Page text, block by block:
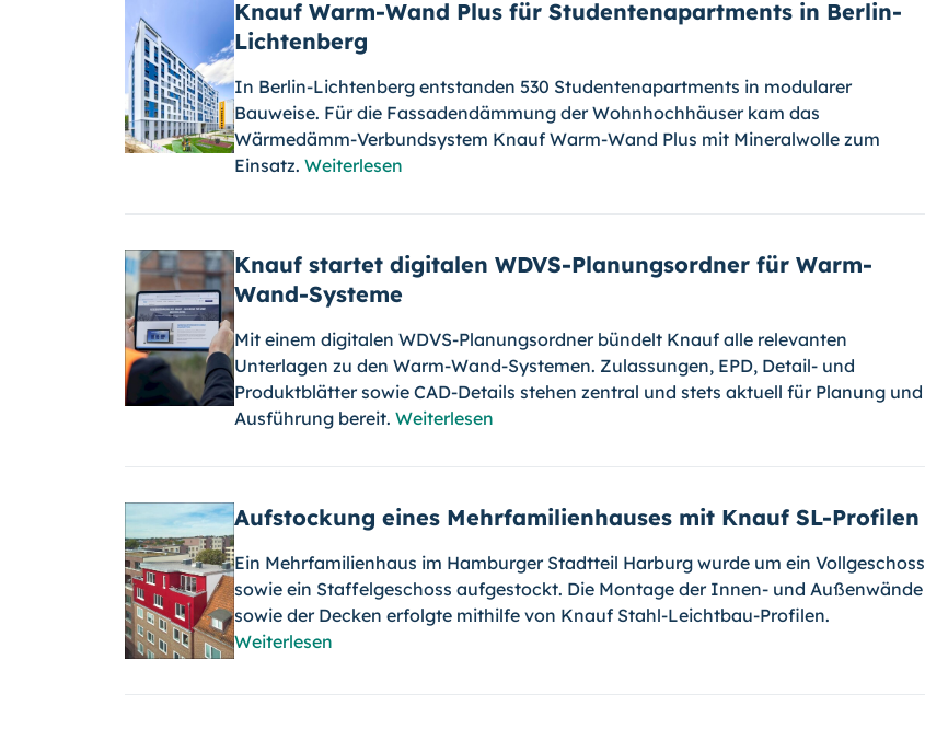
Knauf Warm-Wand Plus für Studentenapartments in Berlin-
Lichtenberg
In Berlin-Lichtenberg entstanden 530 Studentenapartments in modularer
Bauweise. Für die Fassadendämmung der Wohnhochhäuser kam das
Wärmedämm-Verbundsystem Knauf Warm-Wand Plus mit Mineralwolle zum
Einsatz. Weiterlesen
Knauf startet digitalen WDVS-Planungsordner für Warm-
Wand-Systeme
Mit einem digitalen WDVS-Planungsordner bündelt Knauf alle relevanten
Unterlagen zu den Warm-Wand-Systemen. Zulassungen, EPD, Detail- und
Produktblätter sowie CAD-Details stehen zentral und stets aktuell für Planung und
Ausführung bereit. Weiterlesen
Aufstockung eines Mehrfamilienhauses mit Knauf SL-Profilen
Ein Mehrfamilienhaus im Hamburger Stadtteil Harburg wurde um ein Vollgeschoss
sowie ein Staffelgeschoss aufgestockt. Die Montage der Innen- und Außenwände
sowie der Decken erfolgte mithilfe von Knauf Stahl-Leichtbau-Profilen.
Weiterlesen